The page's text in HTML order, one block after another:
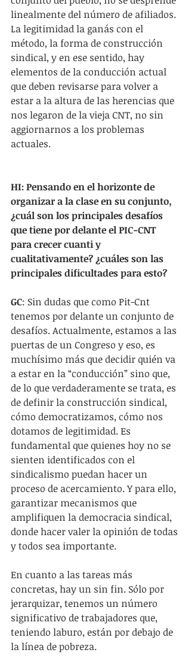
linealmente del número de afiliados.
La legitimidad la ganás con el
método, la forma de construcción
sindical, y en ese sentido, hay
elementos de la conducción actual
que deben revisarse para volver a
estar a la altura de las herencias que
nos legaron de la vieja CNT, no sin
aggiornarnos a los problemas
actuales.
HI: Pensando en el horizonte de
organizar a la clase en su conjunto,
¿cuál son los principales desafíos
que tiene por delante el PIC-CNT
para crecer cuanti y
cualitativamente? ¿cuáles son las
principales dificultades para esto?
GC: Sin dudas que como Pit-Cnt
tenemos por delante un conjunto de
desafíos. Actualmente, estamos a las
puertas de un Congreso y eso, es
muchísimo más que decidir quién va
a estar en la “conducción” sino que,
de lo que verdaderamente se trata, es
de definir la construcción sindical,
cómo democratizamos, cómo nos
dotamos de legitimidad. Es
fundamental que quienes hoy no se
sienten identificados con el
sindicalismo puedan hacer un
proceso de acercamiento. Y para ello,
garantizar mecanismos que
amplifiquen la democracia sindical,
donde hacer valer la opinión de todas
y todos sea importante.
En cuanto a las tareas más
concretas, hay un sin fin. Sólo por
jerarquizar, tenemos un número
significativo de trabajadores que,
teniendo laburo, están por debajo de
la línea de pobreza.